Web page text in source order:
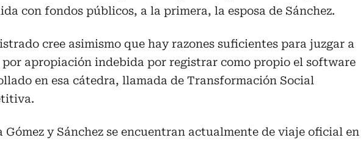
con fondos públicos, a la primera, la esposa de Sánchez.
cree asimismo que hay razones suficientes para juzgar a
por apropiación indebida por registrar como propio el software
en esa cátedra, llamada de Transformación Social
Gómez y Sánchez se encuentran actualmente de viaje oficial en